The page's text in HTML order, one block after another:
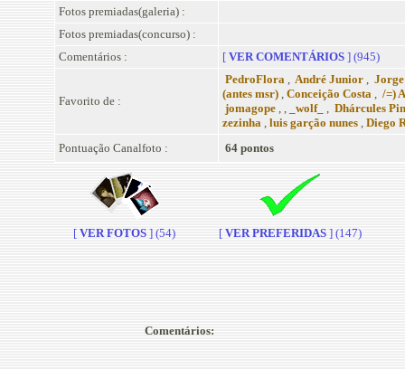
Fotos premiadas(galeria) :
Fotos premiadas(concurso) :
Comentários :
[ VER COMENTÁRIOS ] (945)
Favorito de :
PedroFlora , André Junior ,
(antes msr) , Conceição Costa , /=)
jomagope , , _wolf_ , Dhárcules
zezinha , luis garção nunes , Diego
Pontuação Canalfoto :
64 pontos
[ VER FOTOS ] (54) [VER PREFERIDAS ] (147)
Comentários: